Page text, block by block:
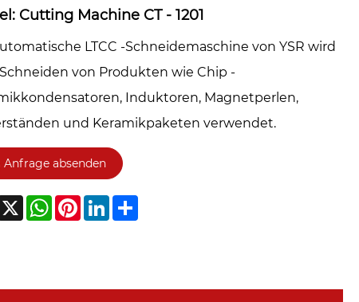
Cutting Machine CT - 1201
LTCC -Schneidemaschine von YSR wird
von Produkten wie Chip -
Induktoren, Magnetperlen,
und Keramikpaketen verwendet.
Anfrage absenden
X WhatsAppPinterestLinkedInShare